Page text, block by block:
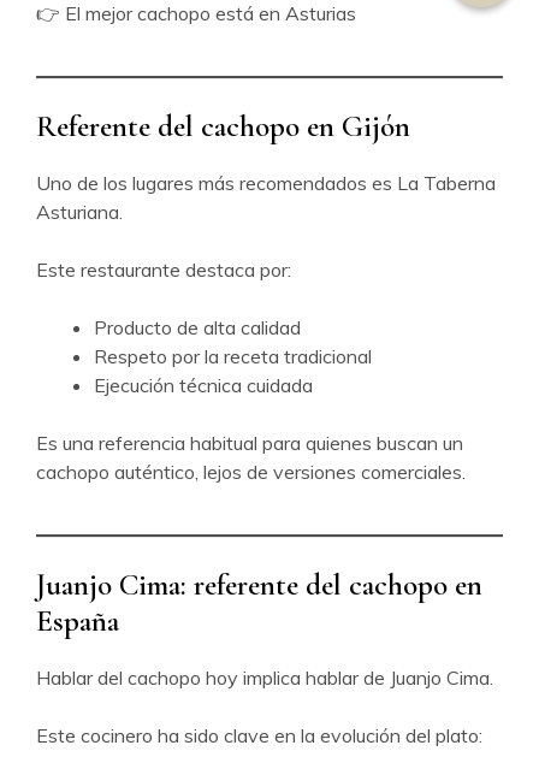
👉 El mejor cachopo está en Asturias
Referente del cachopo en Gijón
Uno de los lugares más recomendados es La Taberna
Asturiana.
Este restaurante destaca por:
Producto de alta calidad
Respeto por la receta tradicional
Ejecución técnica cuidada
Es una referencia habitual para quienes buscan un
cachopo auténtico, lejos de versiones comerciales.
Juanjo Cima: referente del cachopo en
España
Hablar del cachopo hoy implica hablar de Juanjo Cima.
Este cocinero ha sido clave en la evolución del plato: